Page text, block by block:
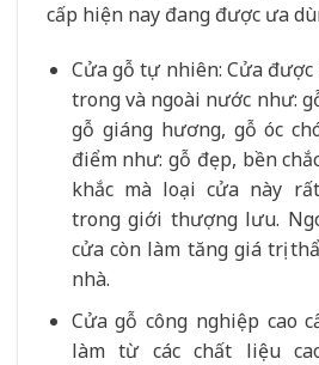
cấp hiện nay đang được ưa
Cửa gỗ tự nhiên: Cửa
trong và ngoài nước như:
gỗ giáng hương, gỗ óc
điểm như: gỗ đẹp, bền
khắc mà loại cửa này
trong giới thượng lưu.
cửa còn làm tăng giá trị
nhà.
Cửa gỗ công nghiệp cao
làm từ các chất liệu